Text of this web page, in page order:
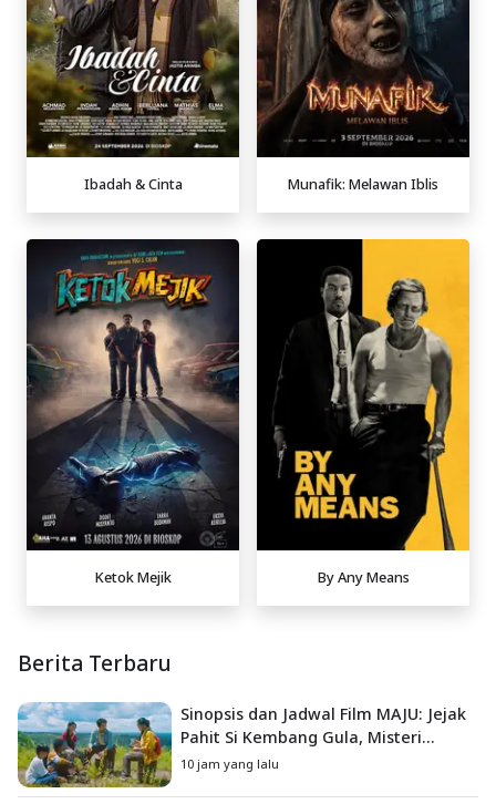
Ibadah & Cinta Munafik: Melawan Iblis
Ketok Mejik By Any Means
Berita Terbaru
Sinopsis dan Jadwal Film MAJU: Jejak
Pahit Si Kembang Gula, Misteri
Hilangnya Bagas di Lokasi Jambore
10 jam yang lalu